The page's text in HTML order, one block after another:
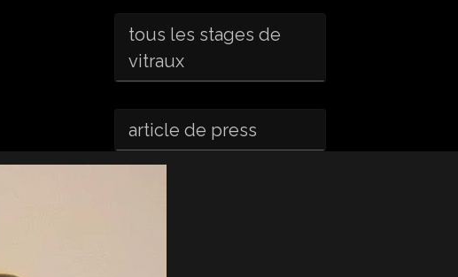
tous les stages de
vitraux
article de press